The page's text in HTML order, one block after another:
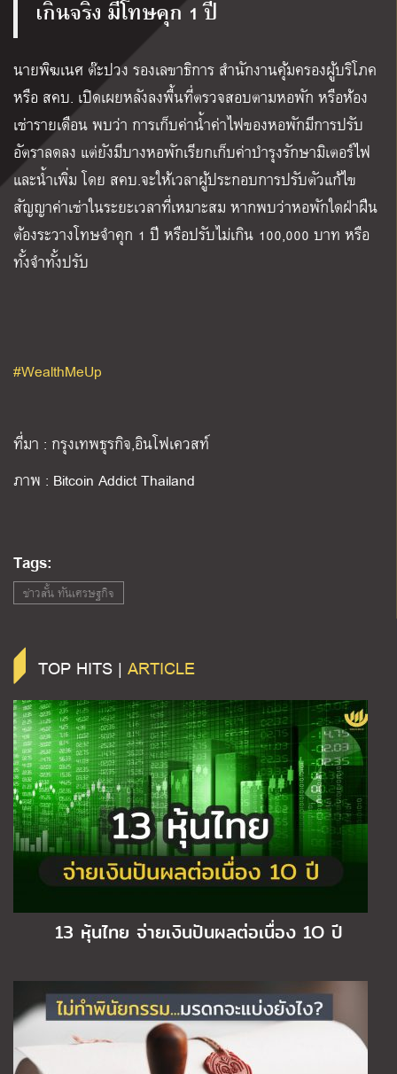
เกินจริง มีโทษคุก 1 ปี
นายพิฆเนศ ต๊ะปวง รองเลขาธิการ สำนักงานคุ้มครองผู้บริโภค
หรือ สคบ. เปิดเผยหลังลงพื้นที่ตรวจสอบตามหอพัก หรือห้อง
เช่ารายเดือน พบว่า การเก็บค่าน้ำค่าไฟของหอพักมีการปรับ
อัตราลดลง แต่ยังมีบางหอพักเรียกเก็บค่าบำรุงรักษามิเตอร์ไฟ
และน้ำเพิ่ม โดย สคบ.จะให้เวลาผู้ประกอบการปรับตัวแก้ไข
สัญญาค่าเช่าในระยะเวลาที่เหมาะสม หากพบว่าหอพักใดฝ่าฝืน
ต้องระวางโทษจำคุก 1 ปี หรือปรับไม่เกิน 100,000 บาท หรือ
ทั้งจำทั้งปรับ
#WealthMeUp
ที่มา : กรุงเทพธุรกิจ,อินโฟเควสท์
ภาพ : Bitcoin Addict Thailand
Tags:
ข่าวสั้น ทันเศรษฐกิจ
TOP HITS | ARTICLE
13 หุ้นไทย จ่ายเงินปันผลต่อเนื่อง 1O ปี